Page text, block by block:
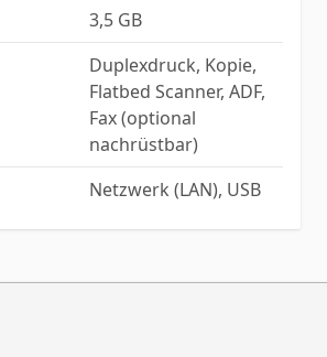
3,5 GB
Duplexdruck, Kopie,
Flatbed Scanner, ADF,
Fax (optional
nachrüstbar)
Netzwerk (LAN), USB